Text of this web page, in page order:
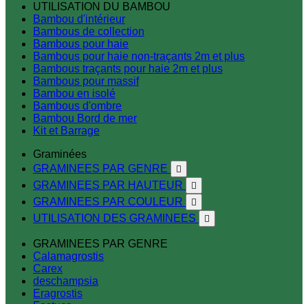
UTILISATION DU BAMBOU
Bambou d'intérieur
Bambous de collection
Bambous pour haie
Bambous pour haie non-traçants 2m et plus
Bambous traçants pour haie 2m et plus
Bambous pour massif
Bambou en isolé
Bambous d'ombre
Bambou Bord de mer
Kit et Barrage
Graminées
GRAMINEES PAR GENRE

GRAMINEES PAR HAUTEUR 
GRAMINEES PAR COULEUR 
UTILISATION DES GRAMINEES 
GRAMINEES PAR GENRE
Calamagrostis
Carex
deschampsia
Eragrostis